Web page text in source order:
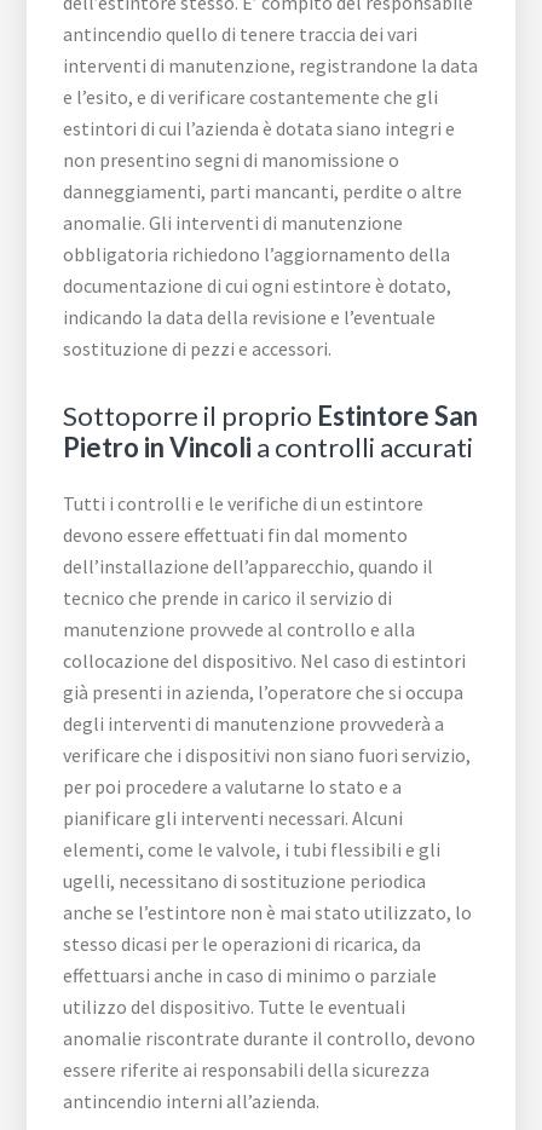
antincendio quello di tenere traccia dei vari
interventi di manutenzione, registrandone la data
e l’esito, e di verificare costantemente che gli
estintori di cui l’azienda è dotata siano integri e
non presentino segni di manomissione o
danneggiamenti, parti mancanti, perdite o altre
anomalie. Gli interventi di manutenzione
obbligatoria richiedono l’aggiornamento della
documentazione di cui ogni estintore è dotato,
indicando la data della revisione e l’eventuale
sostituzione di pezzi e accessori.
Sottoporre il proprio Estintore San
Pietro in Vincoli a controlli accurati
Tutti i controlli e le verifiche di un estintore
devono essere effettuati fin dal momento
dell’installazione dell’apparecchio, quando il
tecnico che prende in carico il servizio di
manutenzione provvede al controllo e alla
collocazione del dispositivo. Nel caso di estintori
già presenti in azienda, l’operatore che si occupa
degli interventi di manutenzione provvederà a
verificare che i dispositivi non siano fuori servizio,
per poi procedere a valutarne lo stato e a
pianificare gli interventi necessari. Alcuni
elementi, come le valvole, i tubi flessibili e gli
ugelli, necessitano di sostituzione periodica
anche se l’estintore non è mai stato utilizzato, lo
stesso dicasi per le operazioni di ricarica, da
effettuarsi anche in caso di minimo o parziale
utilizzo del dispositivo. Tutte le eventuali
anomalie riscontrate durante il controllo, devono
essere riferite ai responsabili della sicurezza
antincendio interni all’azienda.